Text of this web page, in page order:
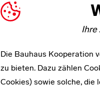
Ihre
Die Bauhaus Kooperation
zu bieten. Dazu zählen
Cookies) sowie solche,